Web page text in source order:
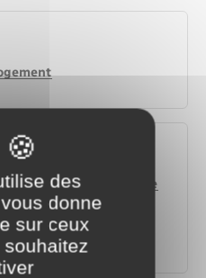
immobiliers en cas de
(INC)
immobiliers
(INC)
des
donne
sur ceux